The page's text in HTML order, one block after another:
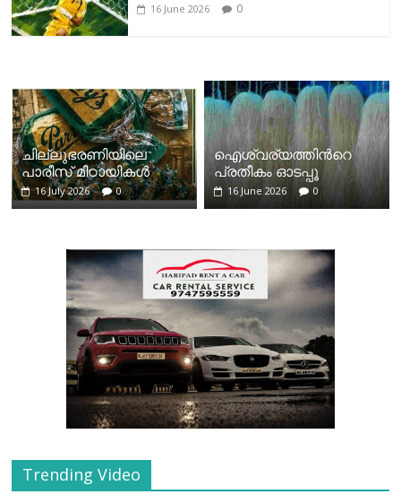
16 June 2026 0
ചില്ലുഭരണിയിലെ
പാരീസ് മിഠായികള്‍
16 July 2026 0
ഐശ്വര്യത്തിന്‍റെ
പ്രതീകം ഓടപ്പൂ
16 June 2026 0
Trending Video